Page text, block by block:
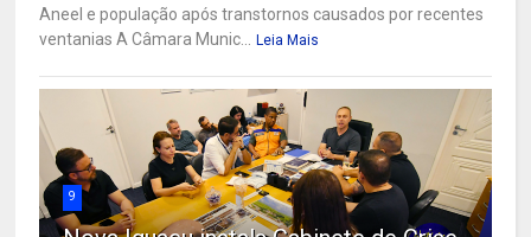
Aneel e população após transtornos causados por recentes
ventanias A Câmara Munic...
Leia Mais
9